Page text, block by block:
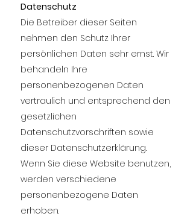
Datenschutz
Die Betreiber dieser Seiten
nehmen den Schutz Ihrer
persönlichen Daten sehr ernst. Wir
behandeln Ihre
personenbezogenen Daten
vertraulich und entsprechend den
gesetzlichen
Datenschutzvorschriften sowie
dieser Datenschutzerklärung.
Wenn Sie diese Website benutzen,
werden verschiedene
personenbezogene Daten
erhoben.